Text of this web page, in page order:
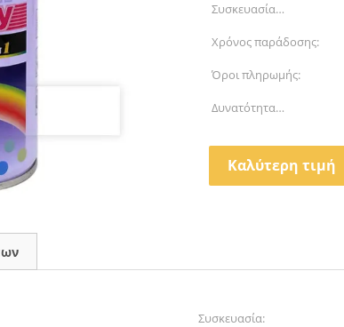
Συσκευασία
λεπτομέρειες:
Χρόνος παράδοσης:
Όροι πληρωμής:
Δυνατότητα
Καλύτερη τιμή
Συσκευασία: